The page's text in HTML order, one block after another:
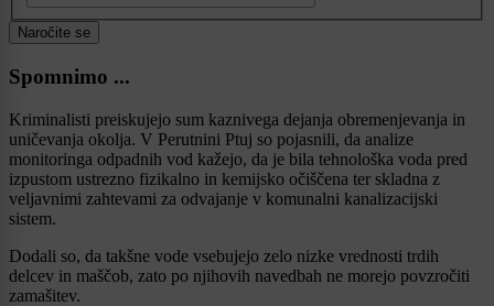
Naročite se
Spomnimo ...
Kriminalisti preiskujejo sum kaznivega dejanja obremenjevanja in
uničevanja okolja. V Perutnini Ptuj so pojasnili, da analize
monitoringa odpadnih vod kažejo, da je bila tehnološka voda pred
izpustom ustrezno fizikalno in kemijsko očiščena ter skladna z
veljavnimi zahtevami za odvajanje v komunalni kanalizacijski
sistem.
Dodali so, da takšne vode vsebujejo zelo nizke vrednosti trdih
delcev in maščob, zato po njihovih navedbah ne morejo povzročiti
zamašitev.